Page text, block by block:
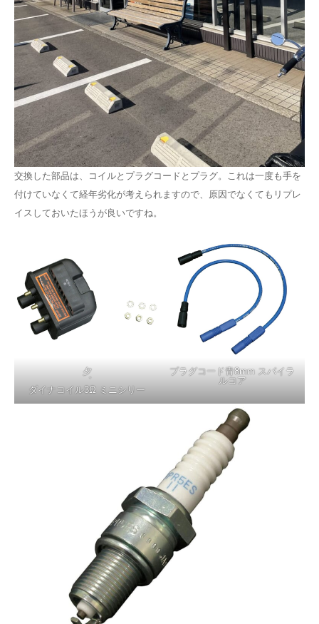
交換した部品は、コイルとプラグコードとプラグ。これは一度も手を
付けていなくて経年劣化が考えられますので、原因でなくてもリプレ
イスしておいたほうが良いですね。
夕
゛
ダイナコイル3Ω ミニシリー
プラグコード青8mm スパイラ
ルコア